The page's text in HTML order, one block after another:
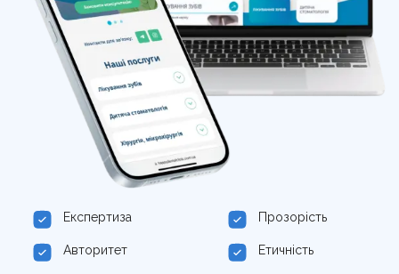
Експертиза Прозорість
Авторитет Етичність